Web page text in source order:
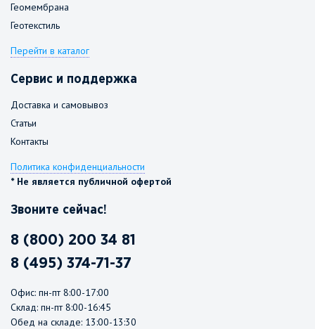
Геомембрана
Геотекстиль
Перейти в каталог
Сервис и поддержка
Доставка и самовывоз
Статьи
Контакты
Политика конфиденциальности
* Не является публичной офертой
Звоните сейчас!
8 (800) 200 34 81
8 (495) 374-71-37
Офис: пн-пт 8:00-17:00
Склад: пн-пт 8:00-16:45
Обед на складе: 13:00-13:30